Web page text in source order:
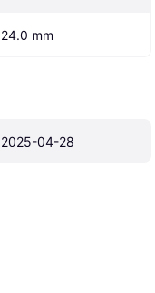
24.0 mm
2025-04-28